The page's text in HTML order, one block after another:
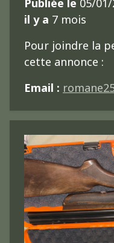
Publiée le 05/
il y a 7 mois
Pour joindre la
cette annonce :
Email :